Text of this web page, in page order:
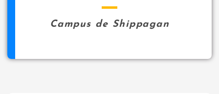
Campus de Shippagan